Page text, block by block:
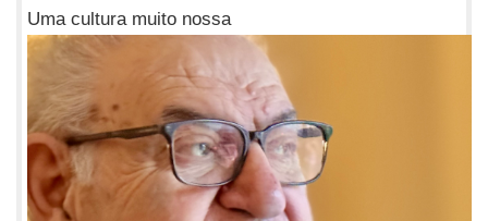
Uma cultura muito nossa